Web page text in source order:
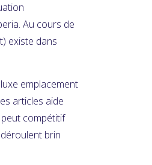
Au cours de
existe dans
articles aide
compétitif
brin